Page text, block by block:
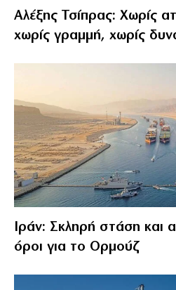
Αλέξης Τσίπρας: Χωρίς
χωρίς γραμμή, χωρίς
Ιράν: Σκληρή στάση και
όροι για το Ορμούζ